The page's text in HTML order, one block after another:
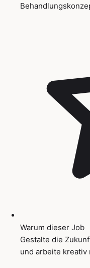
Warum dieser Job
Gestalte die
und arbeite kreativ